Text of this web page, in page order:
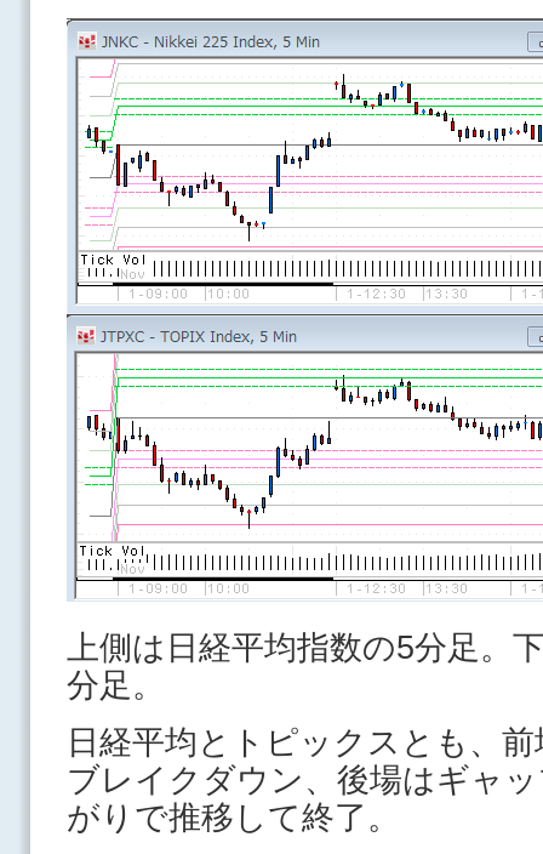
上側は日経平均指数の5分足。
分足。
日経平均とトピックスとも、
ブレイクダウン、後場はギャ
がりで推移して終了。